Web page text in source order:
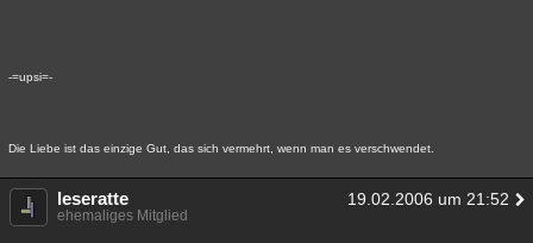
-=upsi=-
Die Liebe ist das einzige Gut, das sich vermehrt, wenn man es verschwendet.
leseratte 19.02.2006 um 21:52
ehemaliges Mitglied